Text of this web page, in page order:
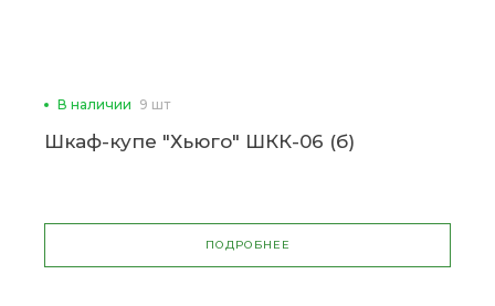
В наличии 9 шт
Шкаф-купе "Хьюго" ШКК-06 (б)
ПОДРОБНЕЕ